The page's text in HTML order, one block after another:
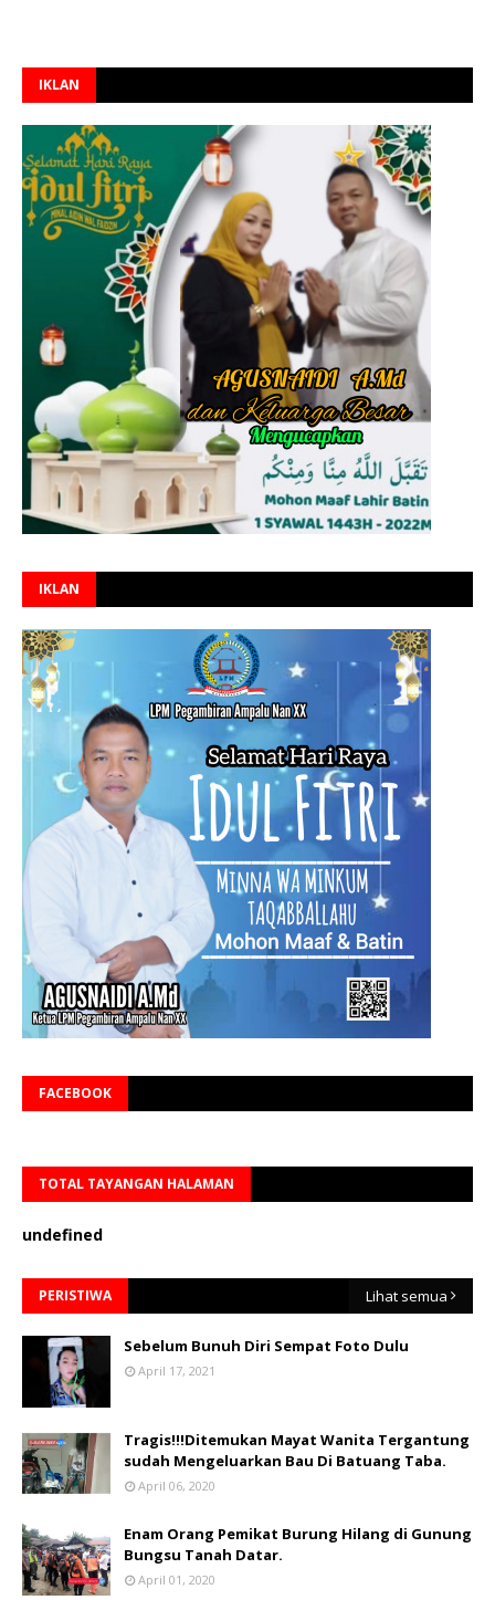
IKLAN
IKLAN
FACEBOOK
TOTAL TAYANGAN HALAMAN
undefned
PERISTIWA Lihat semua
Sebelum Bunuh Diri Sempat Foto Dulu
April 17, 2021
Tragis!!!Ditemukan Mayat Wanita Tergantung
sudah Mengeluarkan Bau Di Batuang Taba.
April 06, 2020
Enam Orang Pemikat Burung Hilang di Gunung
Bungsu Tanah Datar.
April 01, 2020